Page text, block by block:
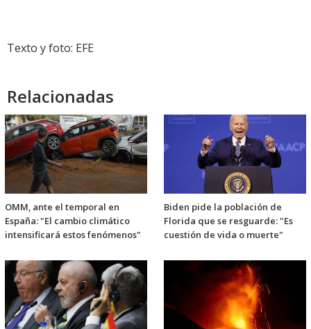
Texto y foto: EFE
Relacionadas
OMM, ante el temporal en
España: "El cambio climático
intensificará estos fenómenos"
Biden pide la población de
Florida que se resguarde: "Es
cuestión de vida o muerte"